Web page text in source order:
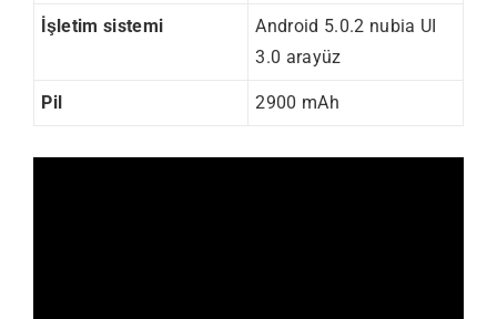
İşletim sistemi
Android 5.0.2 nubia UI
3.0 arayüz
Pil 2900 mAh